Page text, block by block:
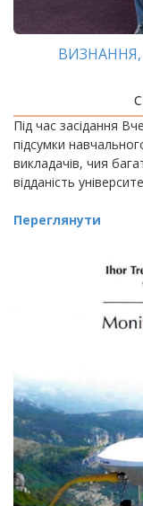
Під час засідання
підсумки
викладачів, чия
відданість
Переглянути